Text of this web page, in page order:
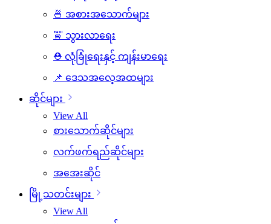
🍜 အစားအသောက်များ
🚖 သွားလာရေး
⛑️ လုံခြုံရေးနှင့် ကျန်းမာရေး
📌 ဒေသအလေ့အထများ
ဆိုင်များ
View All
စားသောက်ဆိုင်များ
လက်ဖက်ရည်ဆိုင်များ
အအေးဆိုင်
မြို့သတင်းများ
View All